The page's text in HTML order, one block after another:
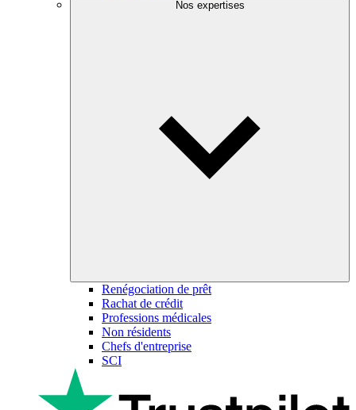
Nos expertises
Renégociation de prêt
Rachat de crédit
Professions médicales
Non résidents
Chefs d'entreprise
SCI